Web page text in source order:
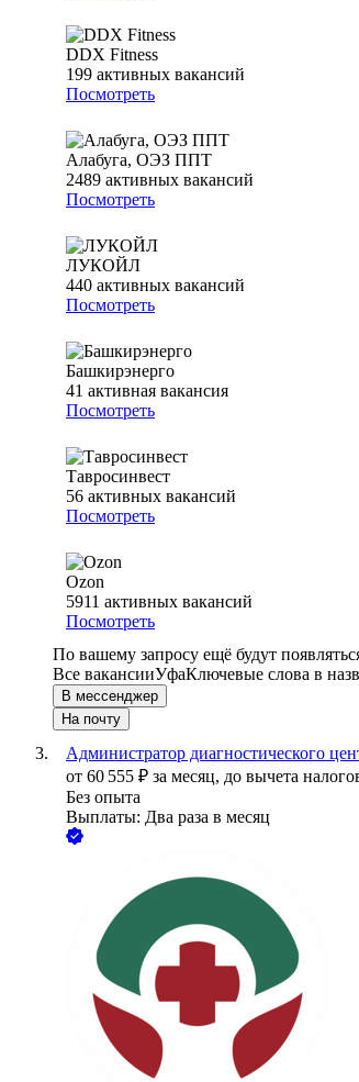
DDX Fitness
199 активных вакансий
Посмотреть
Алабуга, ОЭЗ ППТ
2489 активных вакансий
Посмотреть
ЛУКОЙЛ
440 активных вакансий
Посмотреть
Башкирэнерго
41 активная вакансия
Посмотреть
Тавросинвест
56 активных вакансий
Посмотреть
Ozon
5911 активных вакансий
Посмотреть
По вашему запросу ещё будут
Все вакансииУфаКлючевые слова в
В мессенджер
На почту
Администратор диагностического
от 60 555 ₽ за месяц, до вычета
Без опыта
Выплаты: Два раза в месяц